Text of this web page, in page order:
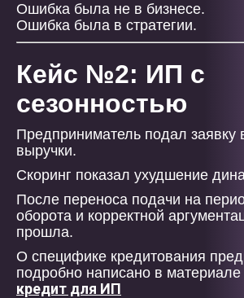
Ошибка была не в бизнесе.
Ошибка была в стратегии.
Кейс №2: ИП с
сезонностью
Предприниматель подал заявку
выручки.
Скоринг показал ухудшение
После переноса подачи на
оборота и корректной
прошла.
О специфике кредитования
подробно написано в материале
кредит для ИП